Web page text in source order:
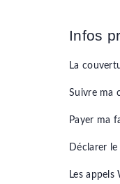
Infos
La
Suivre ma
Payer ma
Déclarer
Les